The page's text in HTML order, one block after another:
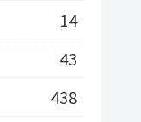
14
43
438